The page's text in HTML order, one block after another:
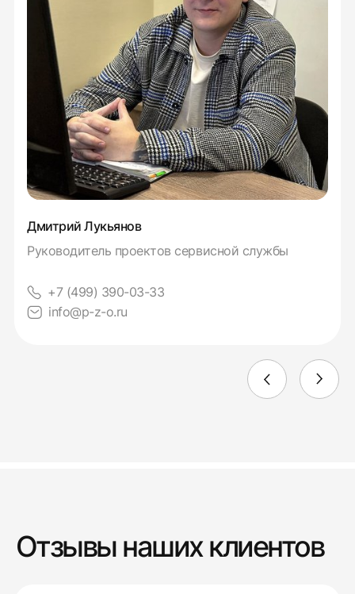
Дмитрий Лукьянов
Руководитель проектов сервисной службы
+7 (499) 390-03-33
info@p-z-o.ru
Отзывы наших клиентов